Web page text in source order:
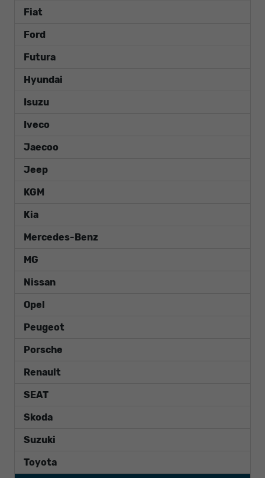
Fiat
Ford
Futura
Hyundai
Isuzu
Iveco
Jaecoo
Jeep
KGM
Kia
Mercedes-Benz
MG
Nissan
Opel
Peugeot
Porsche
Renault
SEAT
Skoda
Suzuki
Toyota